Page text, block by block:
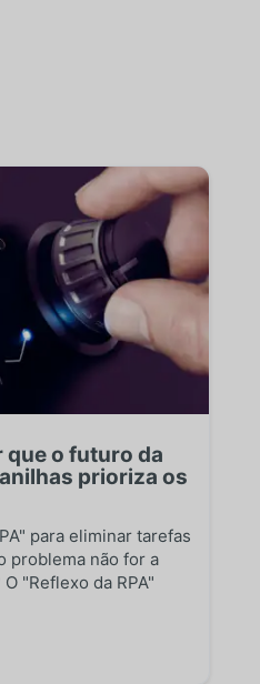
que o futuro da
prioriza os
para eliminar tarefas
problema não for a
"Reflexo da RPA"